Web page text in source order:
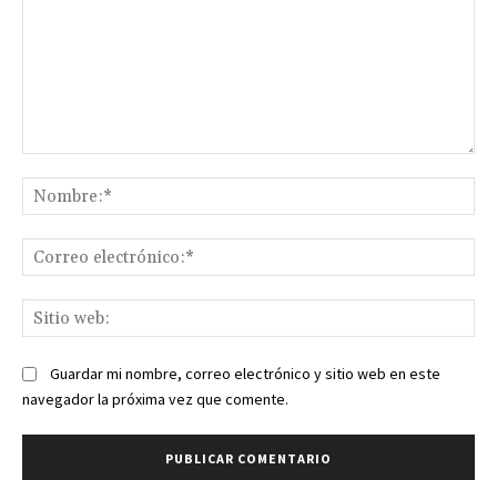
Guardar mi nombre, correo electrónico y sitio web en este
navegador la próxima vez que comente.